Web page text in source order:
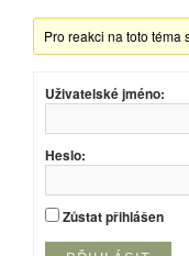
Pro reakci na toto téma
Uživatelské jméno:
Heslo:
Zůstat přihlášen